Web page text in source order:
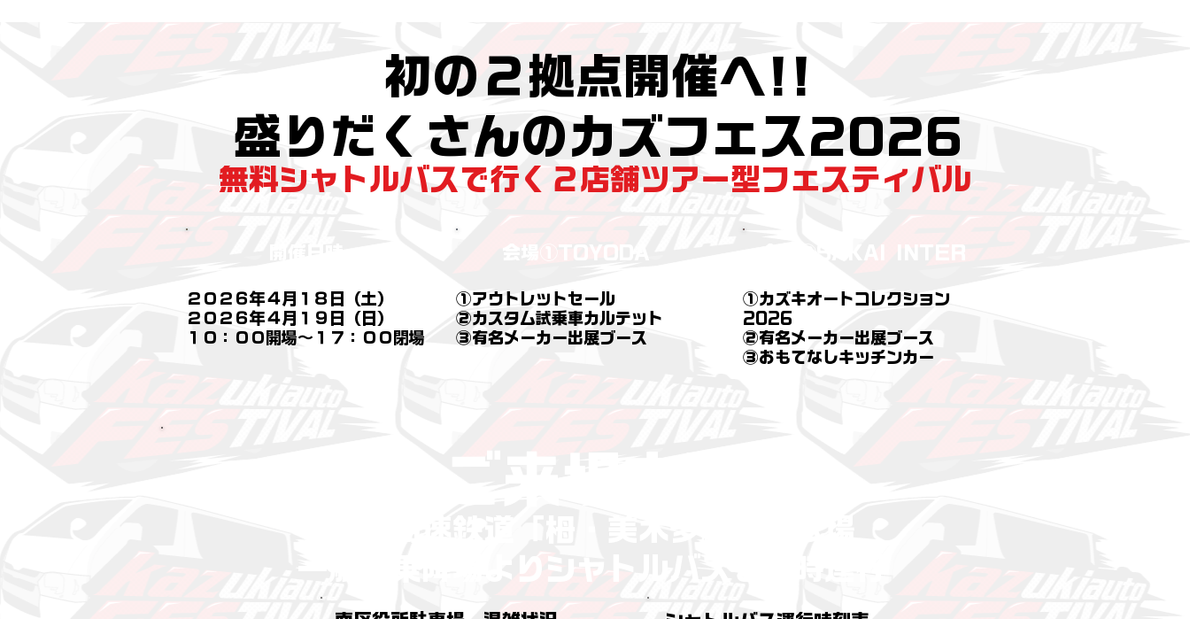
初の２拠点開催へ!!
​盛りだくさんのカズフェス2026
無料シャトルバスで行く２店舗ツアー型フェスティバル
​２０２６年４月１８日（土）
２０２６年４月１９日（日）
​１０：００開場～１７：００閉場​
①アウトレットセール
②カスタム試乗車カルテット
③有名メーカー出展ブース
①カズキオートコレクション
2026
​②有名メーカー出展ブース
​③おもてなしキッチンカー